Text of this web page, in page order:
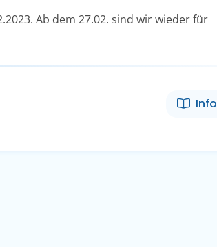
Ab dem 27.02. sind wir wieder für
Info